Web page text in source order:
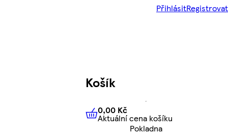
PřihlásitRegistrovat
Košík
0,00 KčAktuální cena košíku
0,00 Kč
Aktuální cena košíku
Pokladna